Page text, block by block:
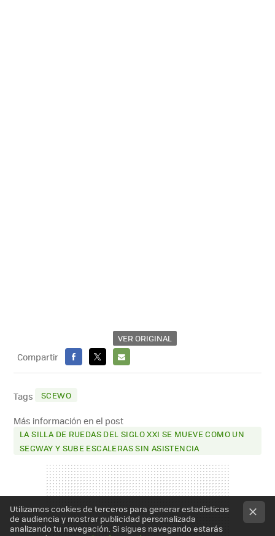
VER ORIGINAL
Compartir
FACEBOOK
X
E-
Tags SCEWO
Más información en el post
LA SILLA DE RUEDAS DEL SIGLO XXI SE MUEVE COMO UN
SEGWAY Y SUBE ESCALERAS SIN ASISTENCIA
Utilizamos cookies de terceros para generar estadísticas
de audiencia y mostrar publicidad personalizada
analizando tu navegación. Si sigues navegando estarás